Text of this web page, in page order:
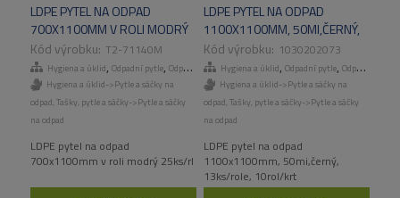
LDPE PYTEL NA ODPAD
700X1100MM V ROLI MODRÝ
25KS/RL
T2-71140M
Hygiena a úklid, Odpadní pytle, Odpadní pytle ,Tašky, pytle a sáčky
Hygiena a úklid->Pytle a sáčky na
odpad Tašky, pytle a sáčky->Pytle a sáčky
na odpad
LDPE pytel na odpad
700x1100mm v roli modrý 25ks/rl
LDPE PYTEL NA ODPAD
1100X1100MM, 50MI,ČERNÝ,
13KS/ROLE, 10ROL/KART
1030202073
Hygiena a úklid, Odpadní pytle, Odpadní pytle
Hygiena a úklid->Pytle a sáčky na
odpad Tašky, pytle a sáčky->Pytle a sáčky
na odpad
LDPE pytel na odpad
1100x1100mm, 50mi,černý,
13ks/role, 10rol/krt